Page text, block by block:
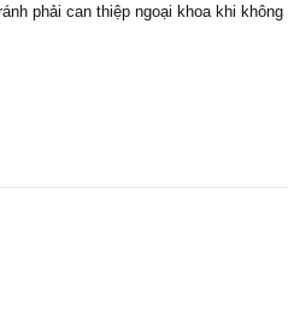
phải can thiệp ngoại khoa khi